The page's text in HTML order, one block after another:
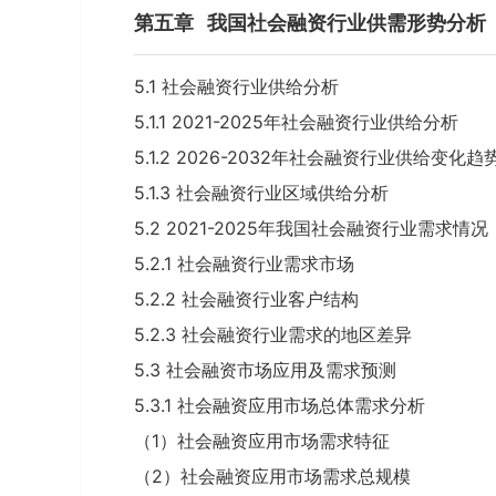
第五章 我国社会融资行业供需形势分析
5.1 社会融资行业供给分析
5.1.1 2021-2025年社会融资行业供给分析
5.1.2 2026-2032年社会融资行业供给变化趋
5.1.3 社会融资行业区域供给分析
5.2 2021-2025年我国社会融资行业需求情况
5.2.1 社会融资行业需求市场
5.2.2 社会融资行业客户结构
5.2.3 社会融资行业需求的地区差异
5.3 社会融资市场应用及需求预测
5.3.1 社会融资应用市场总体需求分析
（1）社会融资应用市场需求特征
（2）社会融资应用市场需求总规模